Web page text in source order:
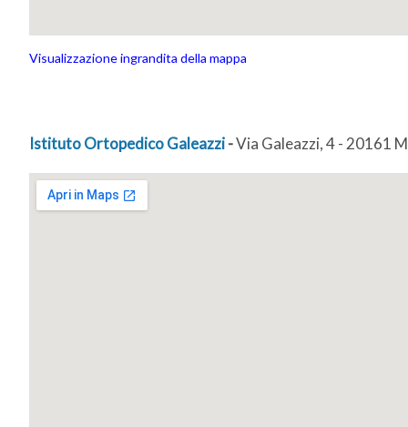
Visualizzazione ingrandita della mappa
Istituto Ortopedico Galeazzi-Via Galeazzi, 4 - 20161